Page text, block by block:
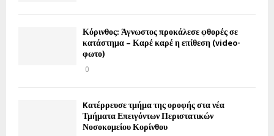
Κόρινθος: Άγνωστος προκάλεσε φθορές σε
κατάστημα – Καρέ καρέ η επίθεση (video-
φωτο)
0
Kατέρρευσε τμήμα της οροφής στα νέα
Τμήματα Επειγόντων Περιστατικών
Νοσοκομείου Κορίνθου